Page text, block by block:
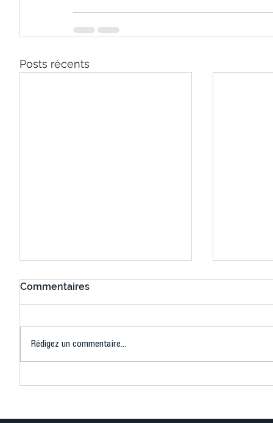
Posts récents
Commentaires
Rédigez un commentaire...